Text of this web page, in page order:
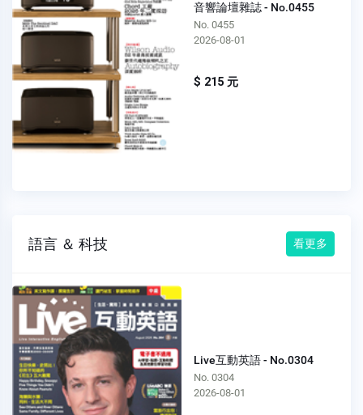
音響論壇雜誌 - No.0455
No. 0455
2026-08-01
$ 215 元
語言 ＆ 科技 看更多
Live互動英語 - No.0304
No. 0304
2026-08-01